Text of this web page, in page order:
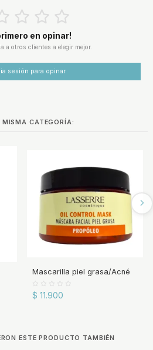
en opinar!
a otros clientes a elegir mejor.
sesión para opinar
CATEGORÍA:
Mascarilla piel grasa/Acné
$ 11.900
ESTE PRODUCTO TAMBIÉN